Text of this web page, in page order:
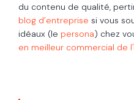
du contenu de qualité,
blog d’entreprise si vous
idéaux (le persona) chez
en meilleur commercial de